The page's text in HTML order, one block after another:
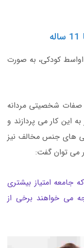
کودکی، به صورت
صفات شخصیتی مردانه
این کار می پردازند و
های جنس مخالف نیز
می توان گفت:
جامعه امتیاز بیشتری
می خواهند برخی از